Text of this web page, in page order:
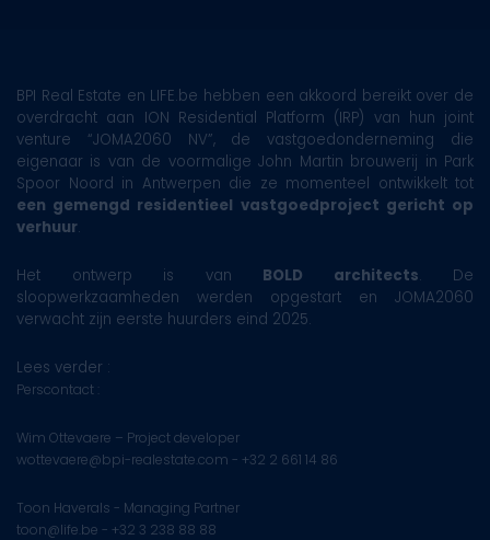
BPI Real Estate en LIFE.be hebben een akkoord bereikt over de
overdracht aan ION Residential Platform (IRP) van hun joint
venture “JOMA2060 NV”, de vastgoedonderneming die
eigenaar is van de voormalige John Martin brouwerij in Park
Spoor Noord in Antwerpen die ze momenteel ontwikkelt tot
een gemengd residentieel vastgoedproject gericht op
verhuur.
Het ontwerp is van BOLD architects. De
sloopwerkzaamheden werden opgestart en JOMA2060
verwacht zijn eerste huurders eind 2025.
Lees verder :
Perscontact :
Wim Ottevaere – Project developer
wottevaere@bpi-realestate.com - +32 2 661 14 86
Toon Haverals - Managing Partner
toon@life.be - +32 3 238 88 88